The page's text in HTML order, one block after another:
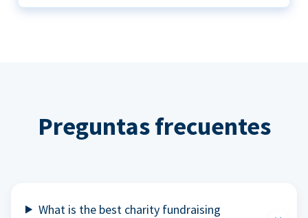
Preguntas frecuentes
What is the best charity fundraising